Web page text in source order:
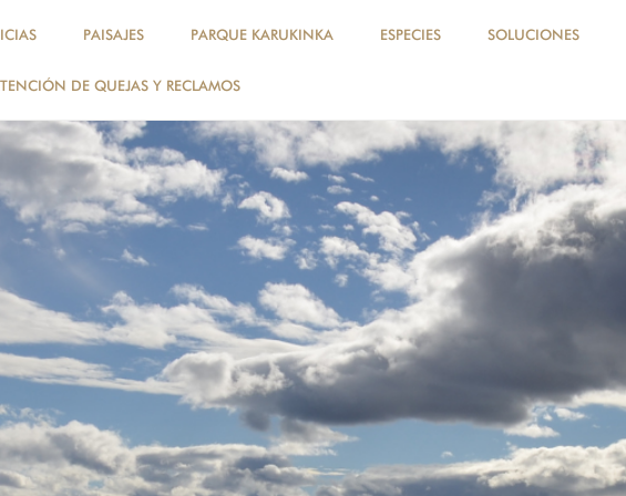
PAISAJES PARQUE KARUKINKA ESPECIES SOLUCIONES
DE QUEJAS Y RECLAMOS